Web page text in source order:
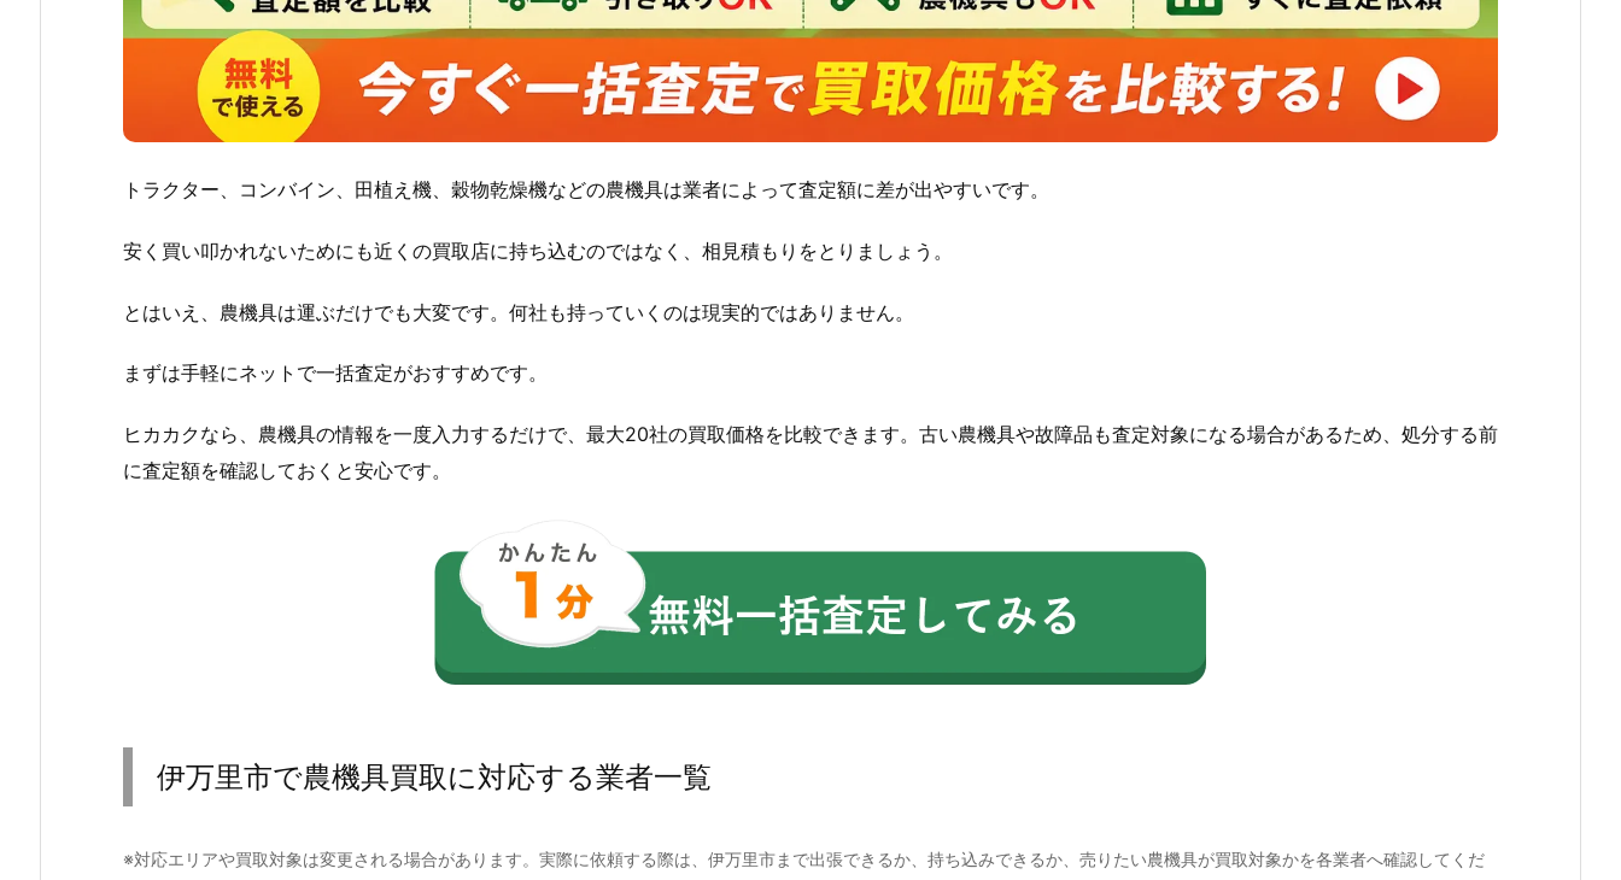
トラクター、コンバイン、田植え機、穀物乾燥機などの農機具は業者によって査定額に差が出やすいです。
安く買い叩かれないためにも近くの買取店に持ち込むのではなく、相見積もりをとりましょう。
とはいえ、農機具は運ぶだけでも大変です。何社も持っていくのは現実的ではありません。
まずは手軽にネットで一括査定がおすすめです。
ヒカカクなら、農機具の情報を一度入力するだけで、最大20社の買取価格を比較できます。古い農機具や故障品も査定対象になる場合があるため、処分する前
に査定額を確認しておくと安心です。
伊万里市で農機具買取に対応する業者一覧
※対応エリアや買取対象は変更される場合があります。実際に依頼する際は、伊万里市まで出張できるか、持ち込みできるか、売りたい農機具が買取対象かを各業者へ確認してくだ